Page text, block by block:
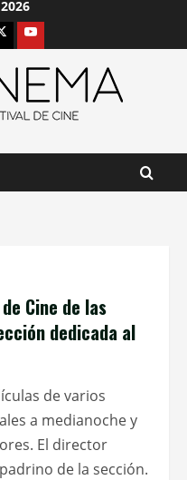
Youtube
Cine de las
dedicada al
de varios
a medianoche y
El director
de la sección.